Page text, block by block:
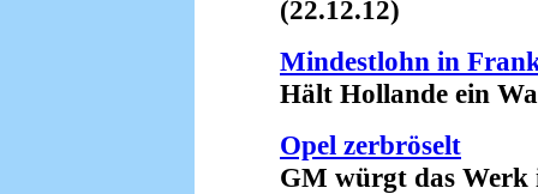
(22.12.12)
Mindestlohn in
Hält Hollande ein
Opel zerbröselt
GM würgt das Werk